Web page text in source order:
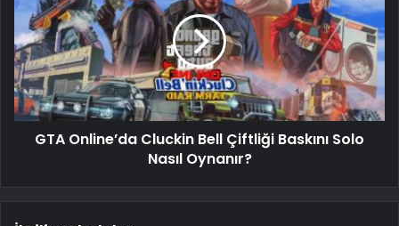
GTA Online’da Cluckin Bell Çiftliği Baskını Solo
Nasıl Oynanır?